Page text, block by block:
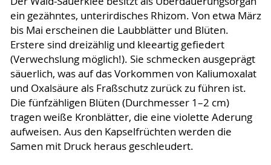
ein gezähntes, unterirdisches Rhizom. Von etwa März
bis Mai erscheinen die Laubblätter und Blüten.
Erstere sind dreizählig und kleeartig gefiedert
(Verwechslung möglich!). Sie schmecken ausgeprägt
säuerlich, was auf das Vorkommen von Kaliumoxalat
und Oxalsäure als Fraßschutz zurück zu führen ist.
Die fünfzähligen Blüten (Durchmesser 1–2 cm)
tragen weiße Kronblätter, die eine violette Aderung
aufweisen. Aus den Kapselfrüchten werden die
Samen mit Druck heraus geschleudert.